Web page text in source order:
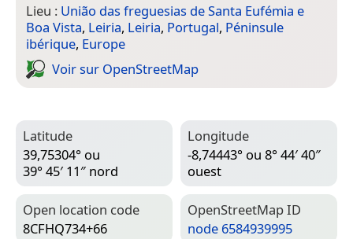
Lieu : União das freguesias de Santa Eufémia e
Boa Vista, Leiria, Leiria, Portugal, Péninsule
ibérique, Europe
Voir sur Open­Street­Map
Latitude
39,75304° ou
39° 45′ 11″ nord
Longitude
-8,74443° ou 8° 44′ 40″
ouest
Open location code
8CFHQ734+66
Open­Street­Map ID
node 6584939995